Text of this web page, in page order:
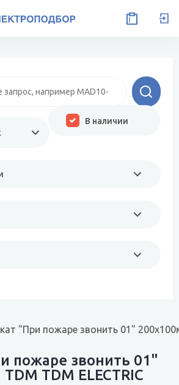
В наличии
"При пожаре звонить 01"
пожаре звонить 01"
TDM ELECTRIC